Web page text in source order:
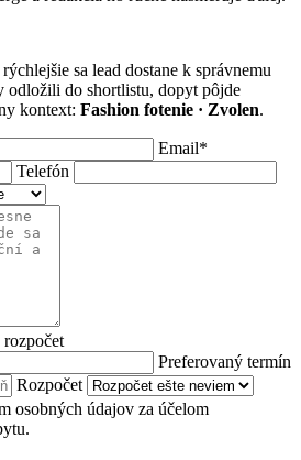
sa lead dostane k správnemu
do shortlistu, dopyt pôjde
kontext: Fashion fotenie · Zvolen.
Email*
Telefón
Preferovaný termín
Rozpočet
osobných údajov za účelom